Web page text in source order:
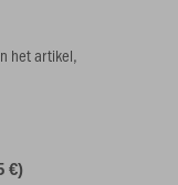
het artikel,
€)